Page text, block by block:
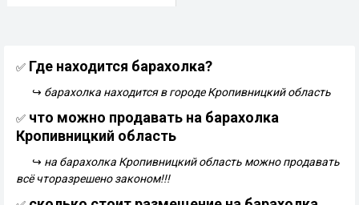
✅ Где находится барахолка?
↪ барахолка находится в городе Кропивницкий область
✅ что можно продавать на барахолка
Кропивницкий область
↪ на барахолка Кропивницкий область можно продавать
всё чторазрешено законом!!!